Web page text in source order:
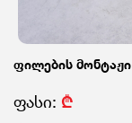
ფილების მონტაჟი
ფასი: ₾